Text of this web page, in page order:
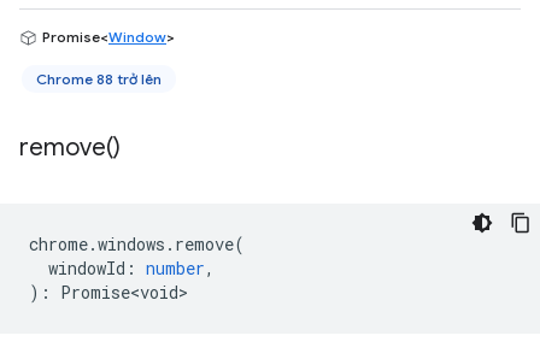
Promise<Window>
Chrome 88 trở lên
remove()
chrome.windows . remove(
windowId : number,
) : Promise<void>